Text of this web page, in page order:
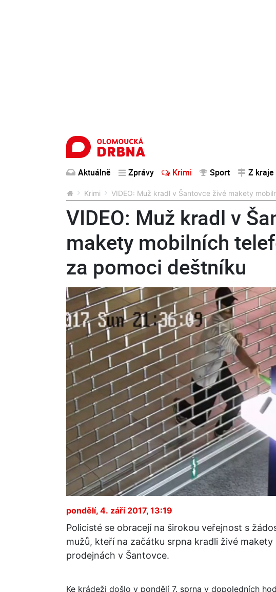
Aktuálně Zprávy Krimi Sport Z kraje
Krimi VIDEO: Muž kradl v Šantovce živé makety
VIDEO: Muž kradl v
makety mobilních
za pomoci deštníku
pondělí, 4. září 2017, 13:19
Policisté se obracejí na širokou veřejnost s
mužů, kteří na začátku srpna kradli živé
prodejnách v Šantovce.
Ke krádeži došlo v pondělí 7. sprna v dopoledních